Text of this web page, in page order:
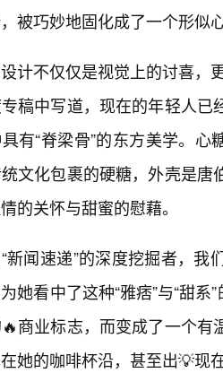
被巧妙地固化成了一个形似
计不仅仅是视觉上的讨喜，
稿中写道，现在的年轻人
有“脊梁骨”的东方美学。
文化包裹的硬糖，外壳是
的关怀与甜蜜的慰藉。
新闻速递”的深度挖掘者，
她看中了这种“雅痞”与“甜
商业标志，而变成了一个
在她的咖啡杯沿，甚至出💡现